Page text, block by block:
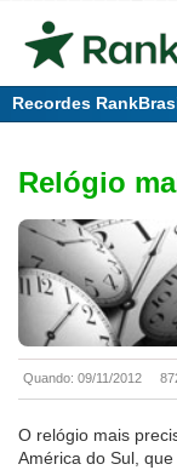
Recordes
Relógio
Quando: 09/11/2012
O relógio mais
América do Sul,